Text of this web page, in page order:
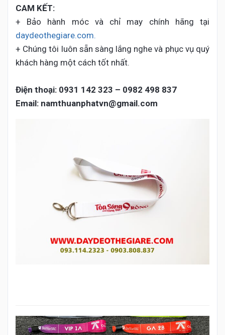
CAM KẾT:
+ Bảo hành móc và chỉ may chính hãng tại
daydeothegiare.com.
+ Chúng tôi luôn sẵn sàng lắng nghe và phục vụ quý
khách hàng một cách tốt nhất.
Điện thoại: 0931 142 323 – 0982 498 837
Email: namthuanphatvn@gmail.com